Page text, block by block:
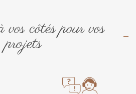
côtés pour vos
projets